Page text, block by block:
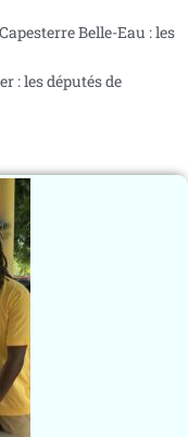
Belle-Eau : les
: les députés de